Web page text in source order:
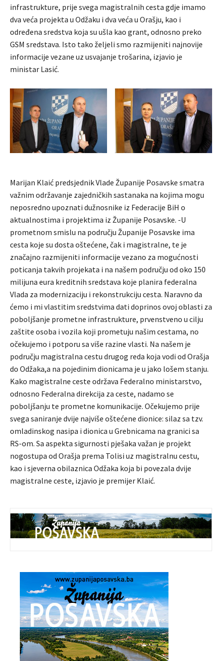
infrastrukture, prije svega magistralnih cesta gdje imamo
dva veća projekta u Odžaku i dva veća u Orašju, kao i
određena sredstva koja su ušla kao grant, odnosno preko
GSM sredstava. Isto tako željeli smo razmijeniti najnovije
informacije vezane uz usvajanje trošarina, izjavio je
ministar Lasić.
Marijan Klaić predsjednik Vlade Županije Posavske smatra
važnim održavanje zajedničkih sastanaka na kojima mogu
neposredno upoznati dužnosnike iz Federacije BiH o
aktualnostima i projektima iz Županije Posavske. -U
prometnom smislu na području Županije Posavske ima
cesta koje su dosta oštećene, čak i magistralne, te je
značajno razmijeniti informacije vezano za mogućnosti
poticanja takvih projekata i na našem području od oko 150
milijuna eura kreditnih sredstava koje planira federalna
Vlada za modernizaciju i rekonstrukciju cesta. Naravno da
ćemo i mi vlastitim sredstvima dati doprinos ovoj oblasti za
poboljšanje prometne infrastrukture, prvenstveno u cilju
zaštite osoba i vozila koji prometuju našim cestama, no
očekujemo i potporu sa više razine vlasti. Na našem je
području magistralna cestu drugog reda koja vodi od Orašja
do Odžaka,a na pojedinim dionicama je u jako lošem stanju.
Kako magistralne ceste održava Federalno ministarstvo,
odnosno Federalna direkcija za ceste, nadamo se
poboljšanju te prometne komunikacije. Očekujemo prije
svega saniranje dvije najviše oštećene dionice: silaz sa tzv.
omladinskog nasipa i dionica u Grebnicama na granici sa
RS-om. Sa aspekta sigurnosti pješaka važan je projekt
nogostupa od Orašja prema Tolisi uz magistralnu cestu,
kao i sjeverna obilaznica Odžaka koja bi povezala dvije
magistralne ceste, izjavio je premijer Klaić.